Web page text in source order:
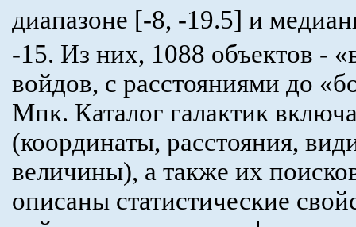
диапазоне [-8, -19.5] и
-15. Из них, 1088 объектов -
войдов, с расстояниями до
Мпк. Каталог галактик
(координаты, расстояния,
величины), а также их
описаны статистические